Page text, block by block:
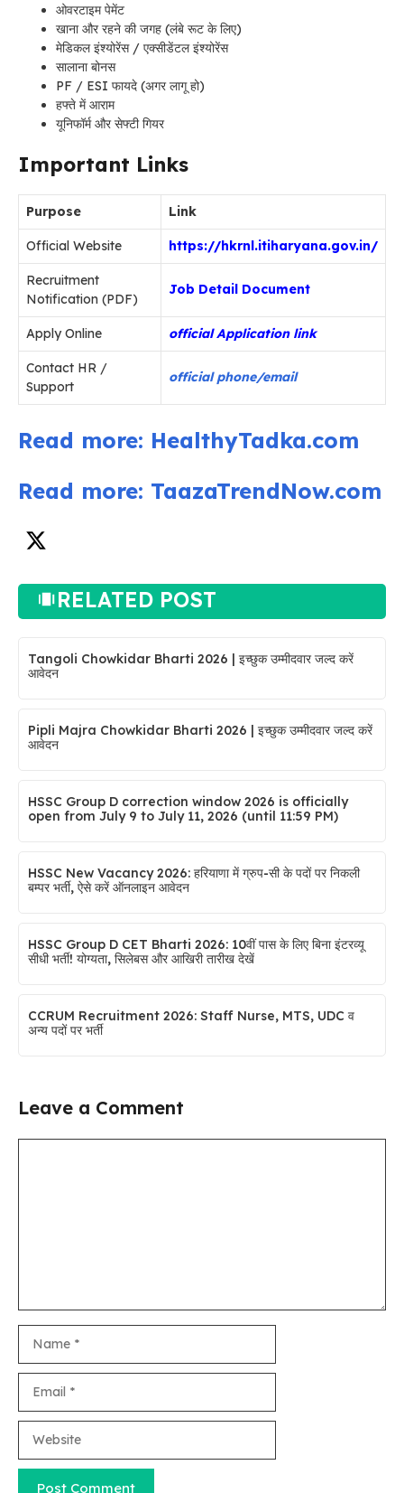
ओवरटाइम पेमेंट
खाना और रहने की जगह (लंबे रूट के लिए)
मेडिकल इंश्योरेंस / एक्सीडेंटल इंश्योरेंस
सालाना बोनस
PF / ESI फायदे (अगर लागू हो)
हफ्ते में आराम
यूनिफॉर्म और सेफ्टी गियर
Important Links
Purpose Link
Official Website https://hkrnl.itiharyana.gov.in/
Recruitment
Notification (PDF)
Job Detail Document
Apply Online official Application link
Contact HR /
Support
official phone/email
Read more: HealthyTadka.com
Read more: TaazaTrendNow.com
RELATED POST
Tangoli Chowkidar Bharti 2026 | इच्छुक उम्मीदवार जल्द करें
आवेदन
Pipli Majra Chowkidar Bharti 2026 | इच्छुक उम्मीदवार जल्द करें
आवेदन
HSSC Group D correction window 2026 is officially
open from July 9 to July 11, 2026 (until 11:59 PM)
HSSC New Vacancy 2026: हरियाणा में ग्रुप-सी के पदों पर निकली
बम्पर भर्ती, ऐसे करें ऑनलाइन आवेदन
HSSC Group D CET Bharti 2026: 10वीं पास के लिए बिना इंटरव्यू
सीधी भर्ती! योग्यता, सिलेबस और आखिरी तारीख देखें
CCRUM Recruitment 2026: Staff Nurse, MTS, UDC व
अन्य पदों पर भर्ती
Leave a Comment